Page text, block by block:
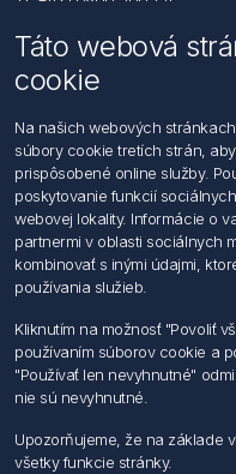
Email: office@foerch.sk
Kontaktujte nás
Informácie
Imprint
Vyhlásenie k ochrane
Všeobecné dodacie a
Obchodný zástupca
Môj účet
Môj účet
Objednávky
Adresy
Táto webová
cookie
Na našich webových
súbory cookie tretích strán,
prispôsobené online služby.
poskytovanie funkcií
webovej lokality. Informácie o
partnermi v oblasti sociálnych
kombinovať s inými údajmi,
používania služieb.
Kliknutím na možnosť "Povoliť
používaním súborov cookie a
"Používať len nevyhnutné"
nie sú nevyhnutné.
Upozorňujeme, že na základe
všetky funkcie stránky.